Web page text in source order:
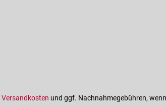
Versandkosten und ggf. Nachnahmegebühren,